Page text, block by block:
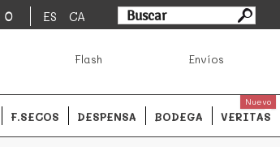
0 ES CA
Flash Envíos
F.SECOS DESPENSA BODEGA VERITAS
Nuevo